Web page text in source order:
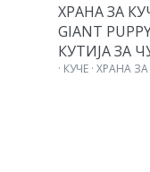
ХРАНА ЗА
GIANT
КУТИЈА ЗА
· КУЧЕ · ХРАНА